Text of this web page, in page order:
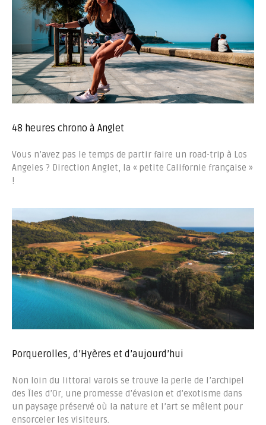
48 heures chrono à Anglet
Vous n’avez pas le temps de partir faire un road-trip à Los
Angeles ? Direction Anglet, la « petite Californie française »
!
Porquerolles, d’Hyères et d’aujourd’hui
Non loin du littoral varois se trouve la perle de l’archipel
des Îles d’Or, une promesse d’évasion et d’exotisme dans
un paysage préservé où la nature et l’art se mêlent pour
ensorceler les visiteurs.